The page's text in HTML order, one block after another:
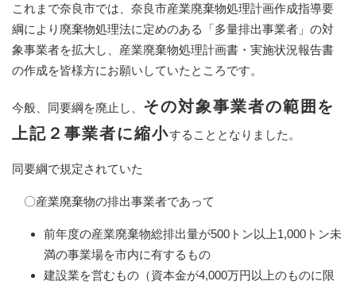
これまで奈良市では、奈良市産業廃棄物処理計画作成指導要
綱により廃棄物処理法に定めのある「多量排出事業者」の対
象事業者を拡大し、産業廃棄物処理計画書・実施状況報告書
の作成を皆様方にお願いしていたところです。
今般、同要綱を廃止し、 その対象事業者の範囲を
上記２事業者に縮小することとなりました。​
同要綱で規定されていた
〇産業廃棄物の排出事業者であって
前年度の産業廃棄物総排出量が500トン以上1,000トン未
満の事業場を市内に有するもの
建設業を営むもの（資本金が4,000万円以上のものに限